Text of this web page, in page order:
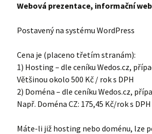
Webová prezentace, informační web
Postavený na systému WordPress
Cena je (placeno třetím stranám):
1) Hosting – dle ceníku Wedos.cz,
Většinou okolo 500 Kč / rok s DPH
2) Doména – dle ceníku Wedos.cz,
Např. Doména CZ: 175,45 Kč/rok s DPH
Máte-li již hosting nebo doménu, lze